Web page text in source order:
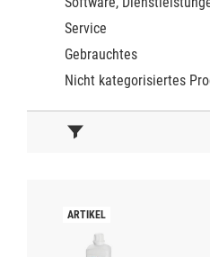
Service
Gebrauchtes
Nicht kategorisiertes